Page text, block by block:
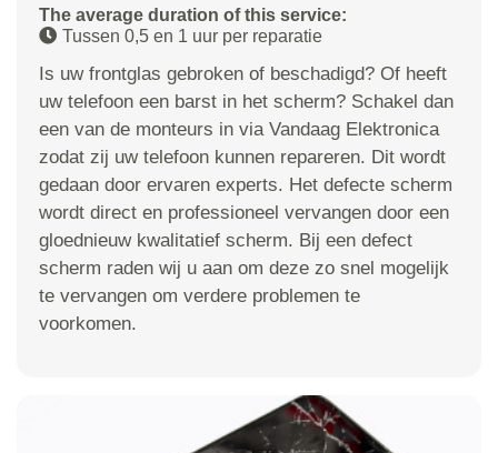
The average duration of this service:
Tussen 0,5 en 1 uur per reparatie
Is uw frontglas gebroken of beschadigd? Of heeft
uw telefoon een barst in het scherm? Schakel dan
een van de monteurs in via Vandaag Elektronica
zodat zij uw telefoon kunnen repareren. Dit wordt
gedaan door ervaren experts. Het defecte scherm
wordt direct en professioneel vervangen door een
gloednieuw kwalitatief scherm. Bij een defect
scherm raden wij u aan om deze zo snel mogelijk
te vervangen om verdere problemen te
voorkomen.